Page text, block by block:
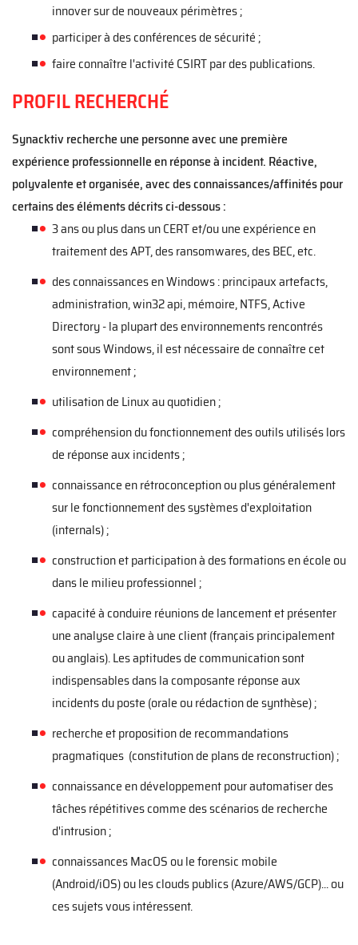
innover sur de nouveaux périmètres;
participer à des conférences de sécurité;
faire connaître l'activité CSIRT par des publications.
PROFIL RECHERCHÉ
Synacktiv recherche une personneavec une première
expérience professionnelle en réponse à incident. Réactive,
polyvalente et organisée, avecdes connaissances/affinités pour
certainsdeséléments décrits ci-dessous :
3 ans ou plus dans un CERT et/ouune expérience en
traitement des APT, des ransomwares, des BEC, etc.
des connaissances en Windows :principauxartefacts,
administration, win32 api, mémoire, NTFS, Active
Directory - la plupart des environnements rencontrés
sont sous Windows, il est nécessaire de connaître cet
environnement;
utilisation de Linux au quotidien;
compréhension du fonctionnement des outils utilisés lors
de réponse aux incidents ;
connaissance en rétroconception ou plus généralement
sur le fonctionnement dessystèmesd'exploitation
(internals) ;
construction et participation à des formations en école ou
dans le milieu professionnel ;
capacité à conduire réunions de lancement et présenter
une analyse claire à une client(français principalement
ou anglais). Les aptitudes de communication sont
indispensables dans la composante réponse aux
incidents du poste (orale ourédactionde synthèse);
recherche et proposition de recommandations
pragmatiques (constitution de plans de reconstruction) ;
connaissance en développement pourautomatiser des
tâches répétitivescomme des scénarios de recherche
d'intrusion;
connaissances MacOS ou le forensic mobile
(Android/iOS) ou les clouds publics (Azure/AWS/GCP)... ou
ces sujets vous intéressent.